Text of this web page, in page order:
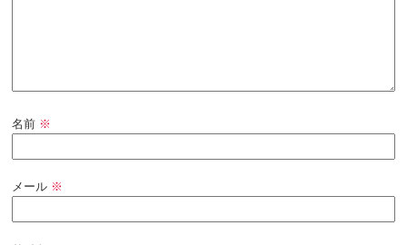
名前 ※
メール ※